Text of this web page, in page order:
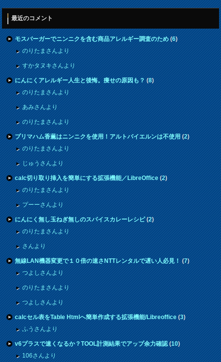
最近のコメント
モスバーガーでニンニクを含む商品アレルギー調査のため(6)
のりたまさんより
すかタヌキさんより
にんにくアレルギー人生と後悔。痩せの原因も？(8)
のりたまさんより
あみさんより
のりたまさんより
プリマハム香薫はニンニクを使用！アルトバイエルンは不使用(2)
のりたまさんより
じゅうさんより
calc切り取り挿入を簡単にする拡張機能／LibreOffice(2)
のりたまさんより
プーーさんより
にんにく無し玉ねぎ無しのスパイスカレーレシピ(2)
のりたまさんより
さんより
無線LAN機器変更で１０倍の速さNTTレンタルで遅い人必見！(7)
つよしさんより
のりたまさんより
つよしさんより
calcセル表をTable Htmlへ簡単作成する拡張機能/Libreoffice(3)
ふうさんより
v6プラスで速くなるか？TOOL計測結果でアップ余力確認(10)
106さんより